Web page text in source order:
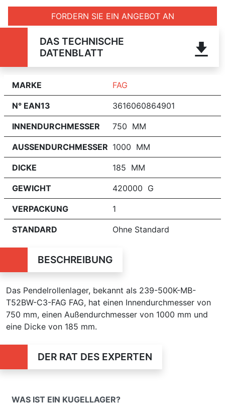
FORDERN SIE EIN ANGEBOT AN
DAS TECHNISCHE
DATENBLATT
MARKE FAG
N° EAN13 3616060864901
INNENDURCHMESSER 750 MM
AUSSENDURCHMESSER 1000 MM
DICKE 185 MM
GEWICHT 420000 G
VERPACKUNG 1
STANDARD Ohne Standard
BESCHREIBUNG
Das Pendelrollenlager, bekannt als 239-500K-MB-
T52BW-C3-FAG FAG, hat einen Innendurchmesser von
750 mm, einen Außendurchmesser von 1000 mm und
eine Dicke von 185 mm.
DER RAT DES EXPERTEN
WAS IST EIN KUGELLAGER?